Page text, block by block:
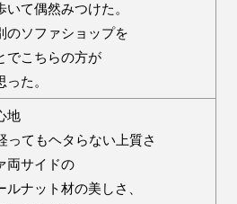
いて偶然みつけた。
のソファショップを
でこちらの方が
った。
地
ってもヘタらない上質さ
両サイドの
ナット材の美しさ、